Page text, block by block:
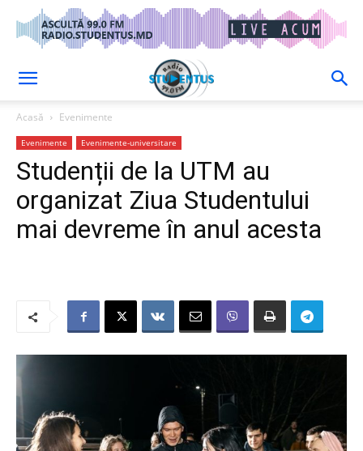
Acasă Evenimente
Evenimente Evenimente-universitare
Studenții de la UTM au
organizat Ziua Studentului
mai devreme în anul acesta